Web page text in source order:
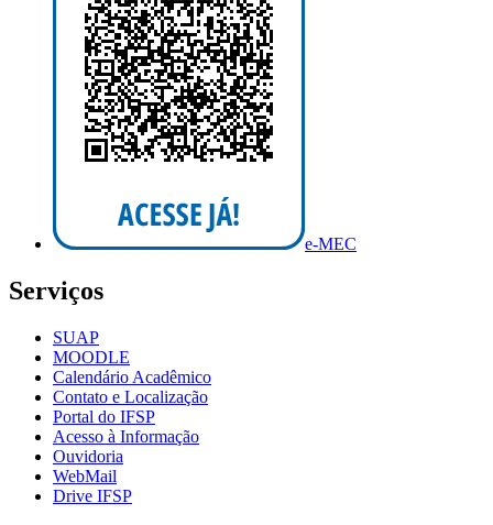
e-MEC
Serviços
SUAP
MOODLE
Calendário Acadêmico
Contato e Localização
Portal do IFSP
Acesso à Informação
Ouvidoria
WebMail
Drive IFSP